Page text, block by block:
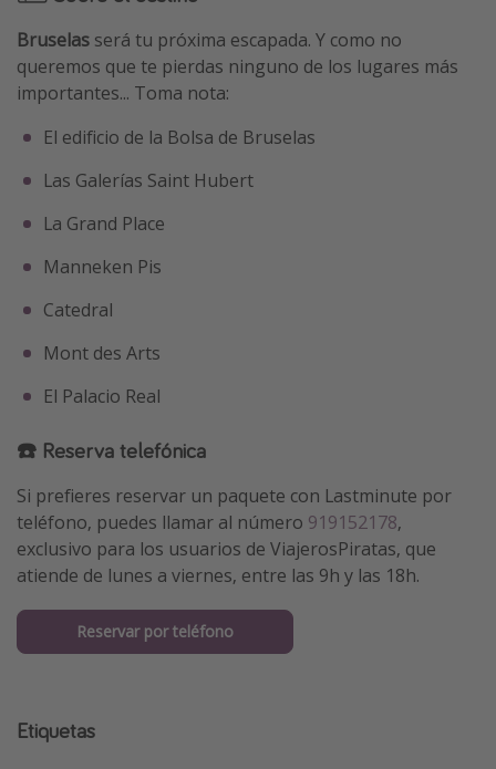
Bruselas será tu próxima escapada. Y como no
queremos que te pierdas ninguno de los lugares más
importantes... Toma nota:
El edificio de la Bolsa de Bruselas
Las Galerías Saint Hubert
La Grand Place
Manneken Pis
Catedral
Mont des Arts
El Palacio Real
☎️ Reserva telefónica
Si prefieres reservar un paquete con Lastminute por
teléfono, puedes llamar al número 919152178,
exclusivo para los usuarios de ViajerosPiratas, que
atiende de lunes a viernes, entre las 9h y las 18h.
Reservar por teléfono
Etiquetas